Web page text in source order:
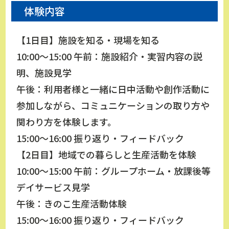
体験内容
【1日目】施設を知る・現場を知る
10:00～15:00 午前：施設紹介・実習内容の説
明、施設見学
午後：利用者様と一緒に日中活動や創作活動に
参加しながら、コミュニケーションの取り方や
関わり方を体験します。
15:00～16:00 振り返り・フィードバック
【2日目】地域での暮らしと生産活動を体験
10:00～15:00 午前：グループホーム・放課後等
デイサービス見学
午後：きのこ生産活動体験
15:00～16:00 振り返り・フィードバック